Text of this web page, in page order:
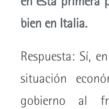
bien en Italia.
Respuesta: Sí,
situación
gobierno al